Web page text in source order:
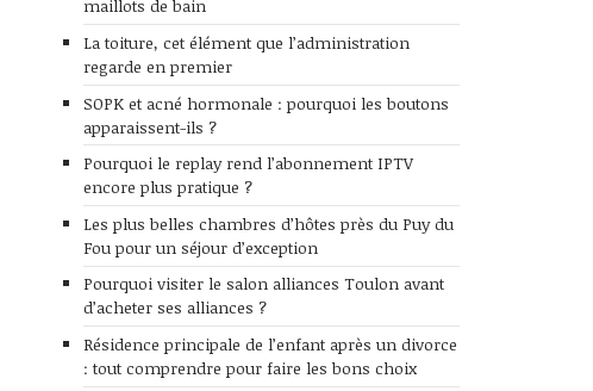
maillots de bain
La toiture, cet élément que l’administration
regarde en premier
SOPK et acné hormonale : pourquoi les boutons
apparaissent-ils ?
Pourquoi le replay rend l’abonnement IPTV
encore plus pratique ?
Les plus belles chambres d’hôtes près du Puy du
Fou pour un séjour d’exception
Pourquoi visiter le salon alliances Toulon avant
d’acheter ses alliances ?
Résidence principale de l’enfant après un divorce
: tout comprendre pour faire les bons choix